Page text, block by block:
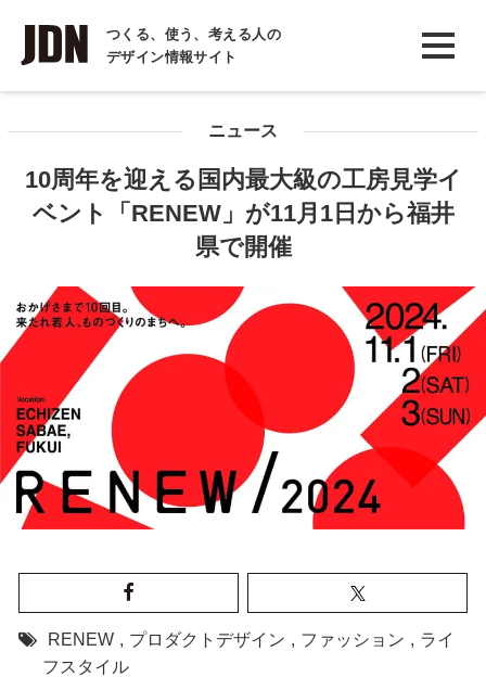
つくる、使う、考える人の
デザイン情報サイト
INTERVIEW
インタビュー
COLUMN
ニュース
10周年を迎える国内最大級の工房見学イ
ベント「RENEW」が11月1日から福井
県で開催
RENEW , プロダクトデザイン , ファッション , ライ
フスタイル